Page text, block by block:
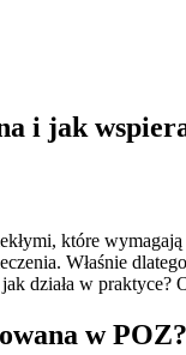
i jak
które
Właśnie
działa w praktyce?
w POZ?